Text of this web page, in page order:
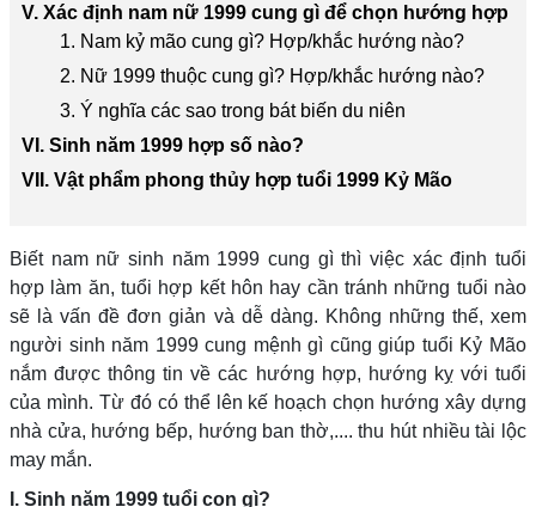
V. Xác định nam nữ 1999 cung gì để chọn hướng hợp
1. Nam kỷ mão cung gì? Hợp/khắc hướng nào?
2. Nữ 1999 thuộc cung gì? Hợp/khắc hướng nào?
3. Ý nghĩa các sao trong bát biến du niên
VI. Sinh năm 1999 hợp số nào?
VII. Vật phẩm phong thủy hợp tuổi 1999 Kỷ Mão
Biết nam nữ sinh năm 1999 cung gì thì việc xác định tuổi
hợp làm ăn, tuổi hợp kết hôn hay cần tránh những tuổi nào
sẽ là vấn đề đơn giản và dễ dàng. Không những thế, xem
người sinh năm 1999 cung mệnh gì cũng giúp tuổi Kỷ Mão
nắm được thông tin về các hướng hợp, hướng kỵ với tuổi
của mình. Từ đó có thể lên kế hoạch chọn hướng xây dựng
nhà cửa, hướng bếp, hướng ban thờ,.... thu hút nhiều tài lộc
may mắn.
I. Sinh năm 1999 tuổi con gì?